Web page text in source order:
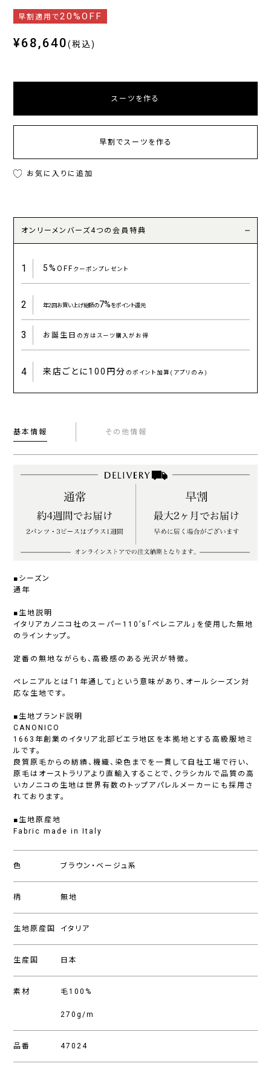
早割適用で20%OFF
¥68,640(税込)
スーツを作る
早割でスーツを作る
お気に入りに追加
オンリーメンバーズ4つの会員特典
1 5%OFFクーポンプレゼント
2 年2回お買い上げ総額の7%をポイント還元
3 お誕生日 の方はスーツ購入がお得
4 来店ごとに100円分 のポイント加算(アプリのみ)
基本情報 その他情報
■シーズン
通年
■生地説明
イタリアカノニコ社のスーパー110’s「ペレニアル」を使用した無地
のラインナップ。
定番の無地ながらも、高級感のある光沢が特徴。
ペレニアルとは「1年通して」という意味があり、オールシーズン対
応な生地です。
■生地ブランド説明
CANONICO
1663年創業のイタリア北部ビエラ地区を本拠地とする高級服地ミ
ルです。
良質原毛からの紡績、機織、染色までを一貫して自社工場で行い、
原毛はオーストラリアより直輸入することで、クラシカルで品質の高
いカノニコの生地は世界有数のトップアパレルメーカーにも採用さ
れております。
■生地原産地
Fabric made in Italy
色 ブラウン・ベージュ系
柄 無地
生地原産国 イタリア
生産国 日本
素材 毛100%
270g/m
品番 47024